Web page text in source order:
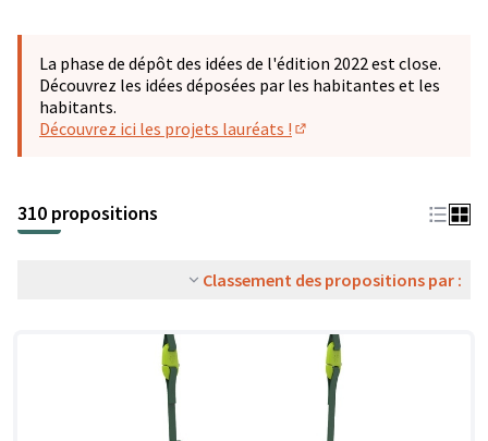
La phase de dépôt des idées de l'édition 2022 est close.
Découvrez les idées déposées par les habitantes et les
habitants.
Découvrez ici les projets lauréats !
310 propositions
Classement des propositions par :